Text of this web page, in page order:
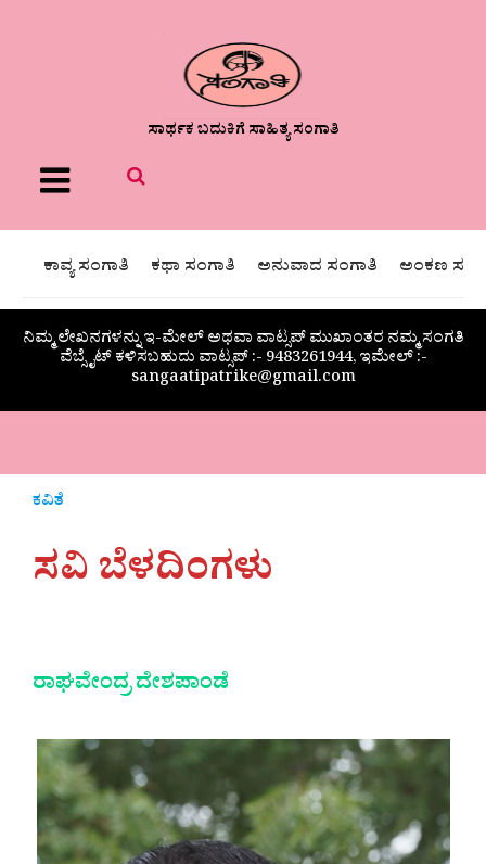
ಸಾರ್ಥಕ ಬದುಕಿಗೆ ಸಾಹಿತ್ಯ ಸಂಗಾತಿ
Menu
ಕಾವ್ಯ ಸಂಗಾತಿ ಕಥಾ ಸಂಗಾತಿ ಅನುವಾದ ಸಂಗಾತಿ ಅಂಕಣ
ನಿಮ್ಮ ಲೇಖನಗಳನ್ನು ಇ-ಮೇಲ್ ಅಥವಾ ವಾಟ್ಸಪ್ ಮುಖಾಂತರ ನಮ್ಮ ಸಂಗತಿ
ವೆಬ್ಸೈಟ್ ಕಳಿಸಬಹುದು ವಾಟ್ಸಪ್‌ :- 9483261944, ಇಮೇಲ್ :-
sangaatipatrike@gmail.com
ಕವಿತೆ
ಸವಿ ಬೆಳದಿಂಗಳು
ರಾಘವೇಂದ್ರ ದೇಶಪಾಂಡೆ